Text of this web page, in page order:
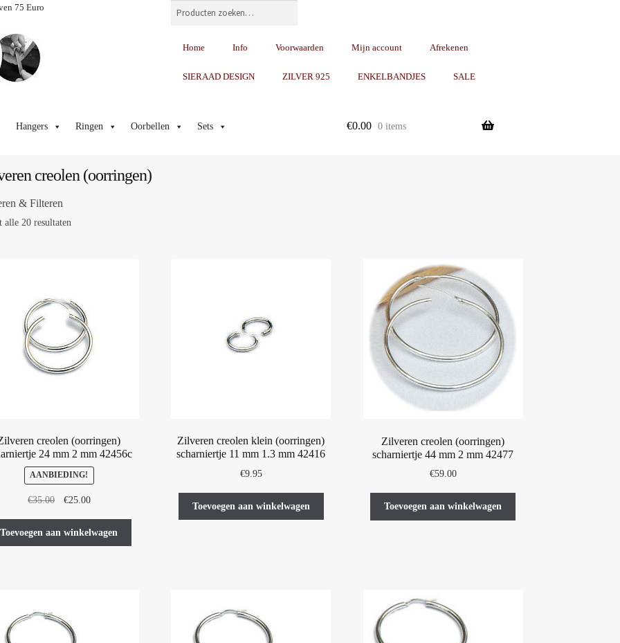
75 Euro Zoeken
Home Info Voorwaarden Mijn account Afrekenen
SIERAAD DESIGN ZILVER 925 ENKELBANDJES SALE
Hangers Ringen Oorbellen Sets €0.00 0 items
creolen (oorringen)
& Filteren
alle 20 resultaten
creolen (oorringen)
24 mm 2 mm 42456c
AANBIEDING!
€35.00
Oorspronkelijke
was:
€35.00.
€25.00Huidige
is:
€25.00.
Toevoegen aan winkelwagen
Zilveren creolen klein (oorringen)
scharniertje 11 mm 1.3 mm 42416
€9.95
Toevoegen aan winkelwagen
Zilveren creolen (oorringen)
scharniertje 44 mm 2 mm 42477
€59.00
Toevoegen aan winkelwagen